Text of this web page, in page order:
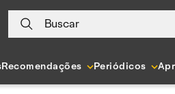
Buscar
Recomendações Periódicos